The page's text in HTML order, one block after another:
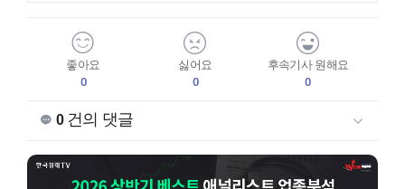
좋아요
0
싫어요
0
후속기사 원해요
0
0건의 댓글